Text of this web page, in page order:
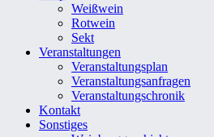
Weißwein
Rotwein
Sekt
Veranstaltungen
Veranstaltungsplan
Veranstaltungsanfragen
Veranstaltungschronik
Kontakt
Sonstiges